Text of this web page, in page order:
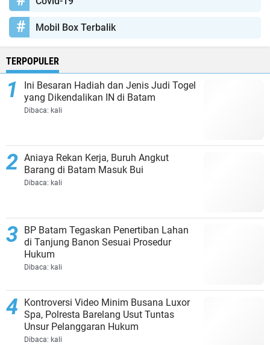
Mobil Box Terbalik
TERPOPULER
Ini Besaran Hadiah dan Jenis Judi Togel
yang Dikendalikan IN di Batam
Dibaca: kali
Aniaya Rekan Kerja, Buruh Angkut
Barang di Batam Masuk Bui
Dibaca: kali
BP Batam Tegaskan Penertiban Lahan
di Tanjung Banon Sesuai Prosedur
Hukum
Dibaca: kali
Kontroversi Video Minim Busana Luxor
Spa, Polresta Barelang Usut Tuntas
Unsur Pelanggaran Hukum
Dibaca: kali